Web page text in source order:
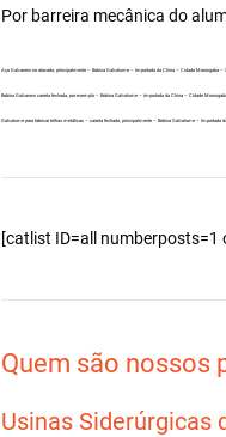
Por barreira mecânica do
Aço Galvanew no atacado, principalmente – Bobina Galvalume – Importada da China – Cidade Morungaba –
Bobina Galvanew carreta fechada, por exemplo – Bobina Galvalume – Importada da China – Cidade
Galvalume para fabricar telhas metálicas – carreta fechada, principalmente – Bobina Galvalume – Importada
[catlist ID=all numberposts=1
Quem são nossos
Usinas Siderúrgicas